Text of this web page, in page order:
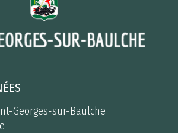
Georges-sur-Baulche